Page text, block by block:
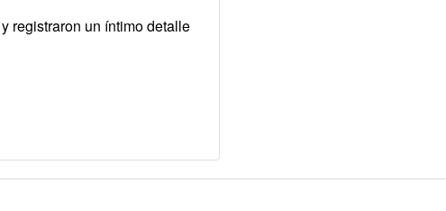
registraron un íntimo detalle